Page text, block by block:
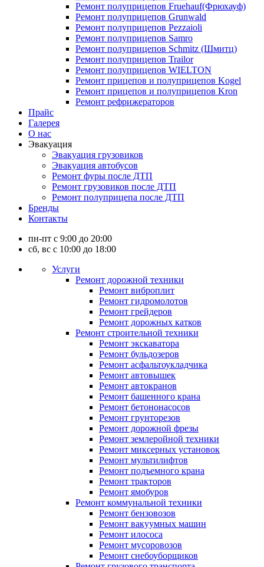
Ремонт полуприцепов Fruehauf(Фрюхауф)
Ремонт полуприцепов Grunwald
Ремонт полуприцепов Pezzaioli
Ремонт полуприцепов Samro
Ремонт полуприцепов Schmitz (Шмитц)
Ремонт полуприцепов Trailor
Ремонт полуприцепов WIELTON
Ремонт прицепов и полуприцепов Kogel
Ремонт прицепов и полуприцепов Kron
Ремонт рефрижераторов
Прайс
Галерея
О нас
Эвакуация
Эвакуация грузовиков
Эвакуация автобусов
Ремонт фуры после ДТП
Ремонт грузовиков после ДТП
Ремонт полуприцепа после ДТП
Бренды
Контакты
пн-пт с 9:00 до 20:00
сб, вс с 10:00 до 18:00
Услуги
Ремонт дорожной техники
Ремонт виброплит
Ремонт гидромолотов
Ремонт грейдеров
Ремонт дорожных катков
Ремонт строительной техники
Ремонт экскаватора
Ремонт бульдозеров
Ремонт асфальтоукладчика
Ремонт автовышек
Ремонт автокранов
Ремонт башенного крана
Ремонт бетононасосов
Ремонт грунторезов
Ремонт дорожной фрезы
Ремонт землеройной техники
Ремонт миксерных установок
Ремонт мультилифтов
Ремонт подъемного крана
Ремонт тракторов
Ремонт ямобуров
Ремонт коммунальной техники
Ремонт бензовозов
Ремонт вакуумных машин
Ремонт илососа
Ремонт мусоровозов
Ремонт снебоуборщиков